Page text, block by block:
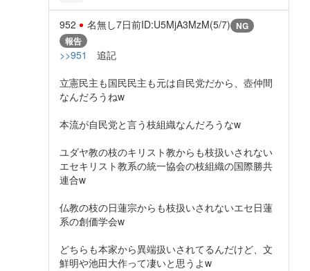
952 名無し7日前ID:U5MjA3MzM(5/7) NG
報告
>>951
追記
立憲民主も国民民主も元は自民党だから、壺仲間
なんだろうねw
本流が自民党と言う枝組織なんだろうなw
ユダヤ教の枝のキリスト教からも枝扱いされない
エセキリスト教系の統一協会の枝組織の国際勝共
連合w
仏教の枝の日蓮宗からも枝扱いされないエセ日蓮
系の創価学会w
どちらも本家から異端扱いされてるんだけど、文
鮮明や池田大作って凄いと思うよw